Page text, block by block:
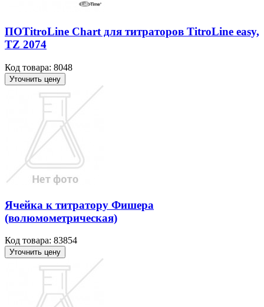
ПОTitroLine Chart для титраторов TitroLine easy,
TZ 2074
Код товара: 8048
Уточнить цену
Ячейка к титратору Фишера
(волюмометрическая)
Код товара: 83854
Уточнить цену